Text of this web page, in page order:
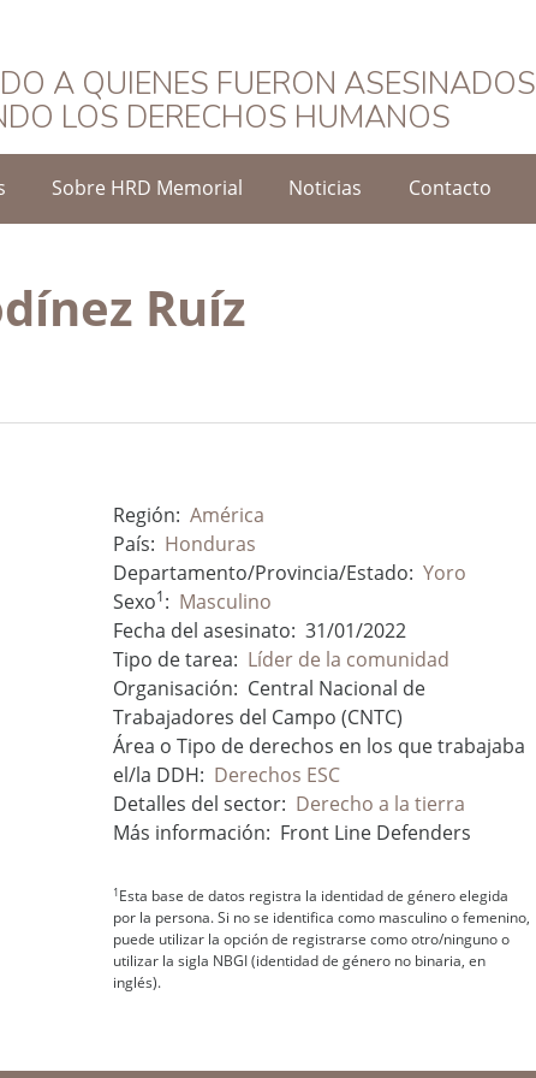
A QUIENES FUERON ASESINADOS
LOS DERECHOS HUMANOS
Sobre HRD Memorial Noticias Contacto
Ruíz
Región: América
País: Honduras
Departamento/Provincia/Estado: Yoro
Sexo1: Masculino
Fecha del asesinato: 31/01/2022
Tipo de tarea: Líder de la comunidad
Organisación: Central Nacional de
Trabajadores del Campo (CNTC)
Área o Tipo de derechos en los que trabajaba
el/la DDH: Derechos ESC
Detalles del sector: Derecho a la tierra
Más información: Front Line Defenders
1Esta base de datos registra la identidad de género elegida
por la persona. Si no se identifica como masculino o femenino,
puede utilizar la opción de registrarse como otro/ninguno o
utilizar la sigla NBGI (identidad de género no binaria, en
inglés).